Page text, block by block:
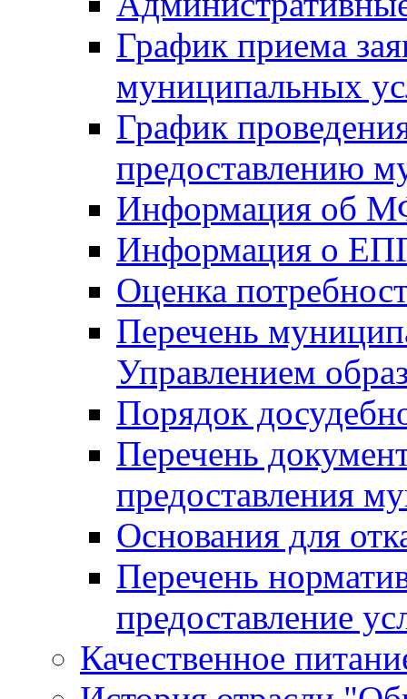
График приема
муниципальных
График
предоставлению
Информация об
Информация о
Оценка
Перечень
Управлением
Порядок
Перечень
предоставления
Основания для
Перечень
предоставление
Качественное